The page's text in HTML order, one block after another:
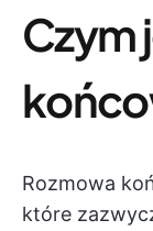
Czym
Rozmowa
które